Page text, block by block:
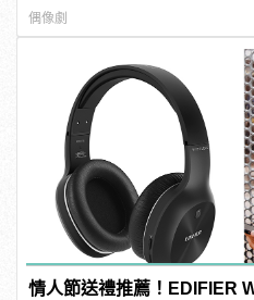
偶像劇
情人節送禮推薦！EDIFIER